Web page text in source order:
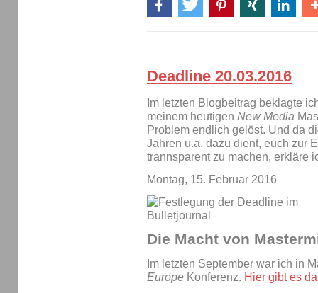
Deadline 20.03.2016
Im letzten Blogbeitrag beklagte
meinem heutigen New Media
Problem endlich gelöst. Und da
Jahren u.a. dazu dient, euch zur
trannsparent zu machen, erkläre
Montag, 15. Februar 2016
Die Macht von
Im letzten September war ich in
Europe Konferenz. Hier gibt es